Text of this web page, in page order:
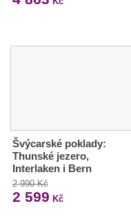
Švýcarské poklady:
Thunské jezero,
Interlaken i Bern
2 990 Kč
2 599 Kč